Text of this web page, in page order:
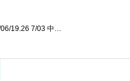
19.26 7/03 中…